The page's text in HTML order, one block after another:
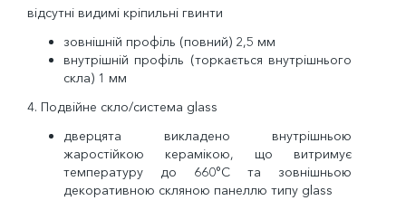
відсутні видимі кріпильні гвинти
зовнішній профіль (повний) 2,5 мм
внутрішній профіль (торкається внутрішнього
скла) 1 мм
4. Подвійне скло/система glass
дверцята викладено внутрішньою
жаростійкою керамікою, що витримує
температуру до 660°C та зовнішньою
декоративною скляною панеллю типу glass